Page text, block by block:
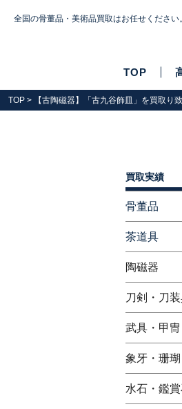
全国の骨董品・美術品買取はお任せください。
TOP
TOP > 【古陶磁器】「古九谷飾皿」を買取り致
買取実績
骨董品
茶道具
陶磁器
刀剣・刀
武具・甲冑
象牙・珊
水石・鑑